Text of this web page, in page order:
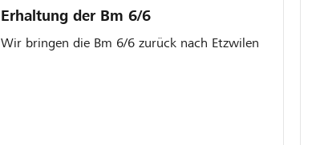
Erhaltung der Bm 6/6
Wir bringen die Bm 6/6 zurück nach Etzwilen